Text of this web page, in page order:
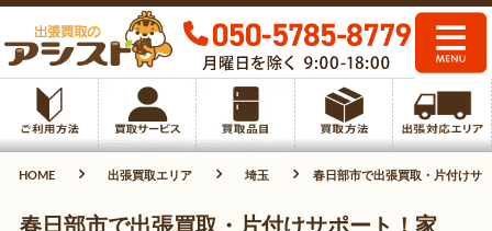
HOME 出張買取エリア 埼玉 春日部市で出張買取・片付けサ